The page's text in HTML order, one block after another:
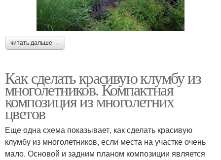
читать дальше →
Как сделать красивую клумбу из
многолетников. Компактная
композиция из многолетних
цветов
Еще одна схема показывает, как сделать красивую
клумбу из многолетников, если места на участке очень
мало. Основой и задним планом композиции является